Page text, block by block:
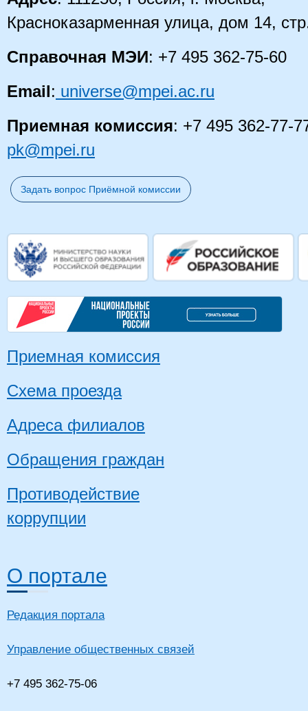
Красноказарменная улица, дом 14,
Справочная МЭИ: +7 495 362-75-60
Email: universe@mpei.ac.ru
Приемная комиссия: +7 495 362-77-
pk@mpei.ru
Задать вопрос Приёмной комиссии
Приемная комиссия
Схема проезда
Адреса филиалов
Обращения граждан
Противодействие
коррупции
О портале
Редакция портала
Управление общественных связей
+7 495 362-75-06